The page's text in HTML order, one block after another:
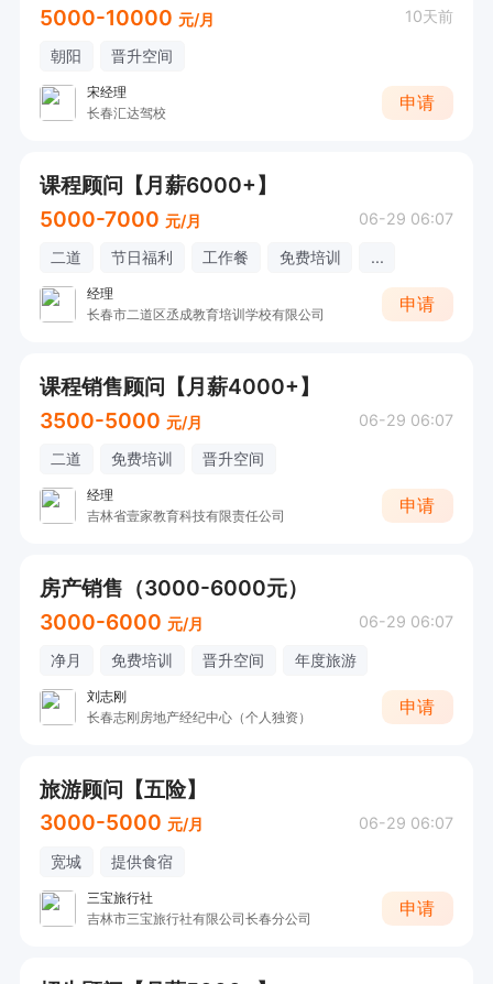
5000-10000 元/月 10天前
朝阳 晋升空间
宋经理
长春汇达驾校
申请
课程顾问【月薪6000+】
5000-7000 元/月 06-29 06:07
二道 节日福利 工作餐 免费培训 ...
经理
长春市二道区丞成教育培训学校有限公司
申请
课程销售顾问【月薪4000+】
3500-5000 元/月 06-29 06:07
二道 免费培训 晋升空间
经理
吉林省壹家教育科技有限责任公司
申请
房产销售（3000-6000元）
3000-6000 元/月 06-29 06:07
净月 免费培训 晋升空间 年度旅游
刘志刚
长春志刚房地产经纪中心（个人独资）
申请
旅游顾问【五险】
3000-5000 元/月 06-29 06:07
宽城 提供食宿
三宝旅行社
吉林市三宝旅行社有限公司长春分公司
申请